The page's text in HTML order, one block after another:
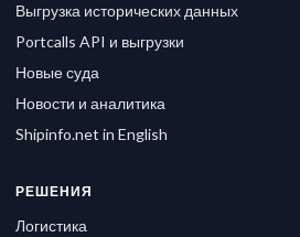
Выгрузка исторических данных
Portcalls API и выгрузки
Новые суда
Новости и аналитика
Shipinfo.net in English
РЕШЕНИЯ
Логистика